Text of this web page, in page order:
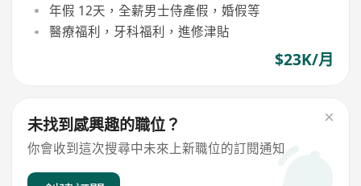
年假 12天，全薪男士侍產假，婚假等
醫療福利，牙科福利，進修津貼
$23K/月
未找到感興趣的職位？
你會收到這次搜尋中未來上新職位的訂閱通知